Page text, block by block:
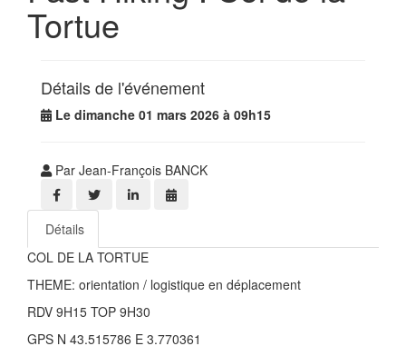
Tortue
Détails de l'événement
Le dimanche 01 mars 2026 à 09h15
Par Jean-François BANCK
Détails
COL DE LA TORTUE
THEME: orientation / logistique en déplacement
RDV 9H15 TOP 9H30
GPS N 43.515786 E 3.770361